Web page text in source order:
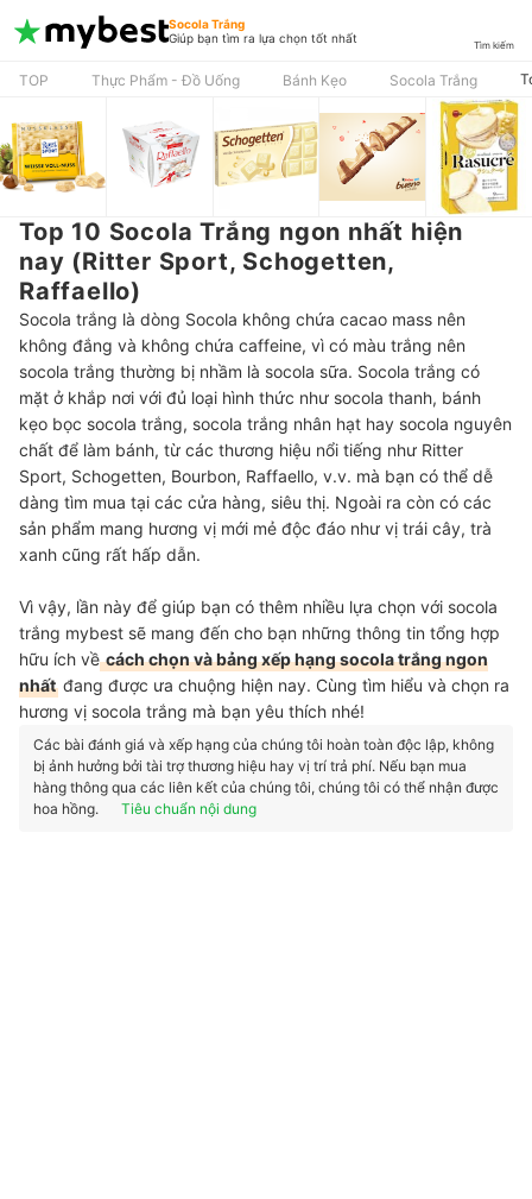
Socola Trắng
Giúp bạn tìm ra lựa chọn tốt nhất
Tìm kiếm
TOP Thực Phẩm - Đồ Uống Bánh Kẹo Socola Trắng
Top 10 Socola Trắng ngon nhất hiện
nay (Ritter Sport, Schogetten,
Raffaello)
Socola trắng là dòng Socola không chứa cacao mass nên
không đắng và không chứa caffeine, vì có màu trắng nên
socola trắng thường bị nhầm là socola sữa. Socola trắng có
mặt ở khắp nơi với đủ loại hình thức như socola thanh, bánh
kẹo bọc socola trắng, socola trắng nhân hạt hay socola nguyên
chất để làm bánh, từ các thương hiệu nổi tiếng như Ritter
Sport, Schogetten, Bourbon, Raffaello, v.v. mà bạn có thể dễ
dàng tìm mua tại các cửa hàng, siêu thị. Ngoài ra còn có các
sản phẩm mang hương vị mới mẻ độc đáo như vị trái cây, trà
xanh cũng rất hấp dẫn.
Vì vậy, lần này để giúp bạn có thêm nhiều lựa chọn với socola
trắng mybest sẽ mang đến cho bạn những thông tin tổng hợp
hữu ích vềcách chọn và bảng xếp hạng socola trắng ngon
nhất đang được ưa chuộng hiện nay. Cùng tìm hiểu và chọn ra
hương vị socola trắng mà bạn yêu thích nhé!
Các bài đánh giá và xếp hạng của chúng tôi hoàn toàn độc lập, không
bị ảnh hưởng bởi tài trợ thương hiệu hay vị trí trả phí. Nếu bạn mua
hàng thông qua các liên kết của chúng tôi, chúng tôi có thể nhận được
hoa hồng.
Tiêu chuẩn nội dung